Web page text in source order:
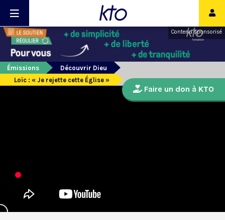
Contenu sponsorisé
Émissions
Découvrir Dieu
Loïc : « Je rejette cette Église »
Faire un don à KTO